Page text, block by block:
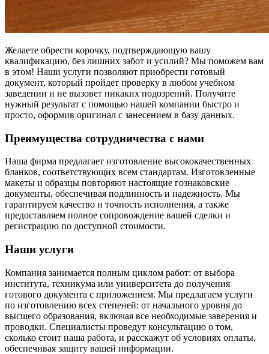
Желаете обрести корочку, подтверждающую вашу
квалификацию, без лишних забот и усилий? Мы поможем вам
в этом! Наши услуги позволяют приобрести готовый
документ, который пройдет проверку в любом учебном
заведении и не вызовет никаких подозрений. Получите
нужный результат с помощью нашей компании быстро и
просто, оформив оригинал с занесением в базу данных.
Преимущества сотрудничества с нами
Наша фирма предлагает изготовление высококачественных
бланков, соответствующих всем стандартам. Изготовленные
макеты и образцы повторяют настоящие гознаковские
документы, обеспечивая подлинность и надежность. Мы
гарантируем качество и точность исполнения, а также
предоставляем полное сопровождение вашей сделки и
регистрацию по доступной стоимости.
Наши услуги
Компания занимается полным циклом работ: от выбора
института, техникума или университета до получения
готового документа с приложением. Мы предлагаем услуги
по изготовлению всех степеней: от начального уровня до
высшего образования, включая все необходимые заверения и
проводки. Специалисты проведут консультацию о том,
сколько стоит наша работа, и расскажут об условиях оплаты,
обеспечивая защиту вашей информации.